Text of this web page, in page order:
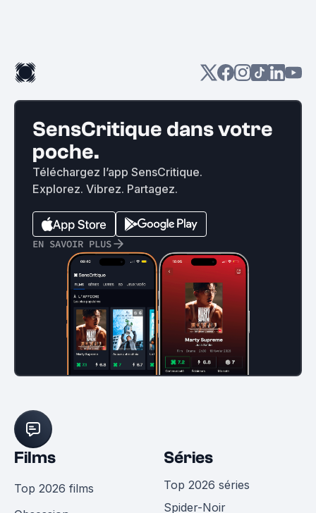
SensCritique dans votre
poche.
Téléchargez l’app SensCritique.
Explorez. Vibrez. Partagez.
EN SAVOIR PLUS
Films
Top 2026 films
Séries
Top 2026 séries
Spider-Noir